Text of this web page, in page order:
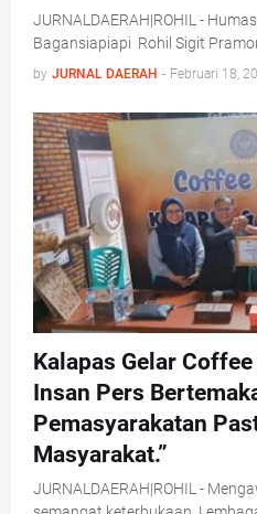
JURNALDAERAH|ROHIL -
Bagansiapiapi Rohil Sigit
by JURNAL DAERAH - Februari 18,
Kalapas Gelar
Insan Pers
Pemasyarakatan
Masyarakat.”
JURNALDAERAH|ROHIL -